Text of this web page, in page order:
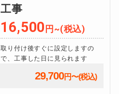
工事
16,500 円~(税込)
取り付け後すぐに設定しますの
で、工事した日に見られます
29,700円〜(税込)